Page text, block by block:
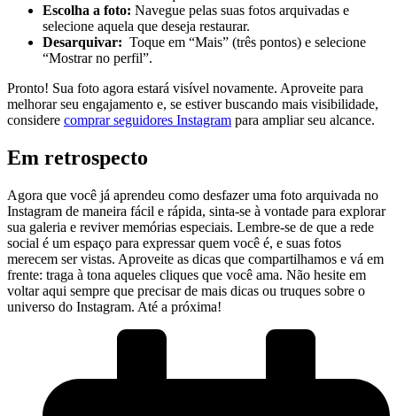
Escolha a foto: Navegue pelas suas fotos⁤ arquivadas e
selecione aquela⁢ que deseja restaurar.
Desarquivar: ⁢ Toque em “Mais” (três pontos) ‌e ⁢selecione
“Mostrar⁤ no perfil”.
Pronto! Sua ​foto agora estará visível novamente. Aproveite para
melhorar seu engajamento e, se estiver buscando mais ‍visibilidade,
considere comprar seguidores Instagram para ampliar seu ⁣alcance.
Em retrospecto
Agora que você já aprendeu como desfazer uma foto arquivada no
‌Instagram de maneira fácil‍ e rápida, sinta-se à vontade para explorar
sua ⁣galeria e reviver memórias especiais. Lembre-se de que a rede
social é um espaço para expressar quem você é, e suas fotos
merecem​ ser vistas. Aproveite as dicas que compartilhamos e vá em
frente: traga​ à tona aqueles cliques que você ama.​ Não hesite em
‌voltar aqui sempre que precisar de mais dicas ou ‌truques sobre o
universo do Instagram. Até ⁣a próxima!